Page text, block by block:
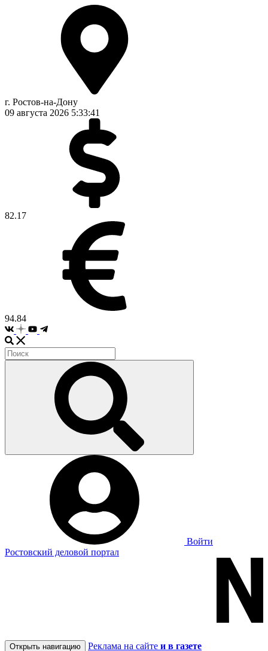
г. Ростов-на-Дону
09 августа 2026 5:33:42
82.17
94.84
Войти
Ростовский деловой портал
Открыть навигацию Реклама на сайте и в газете